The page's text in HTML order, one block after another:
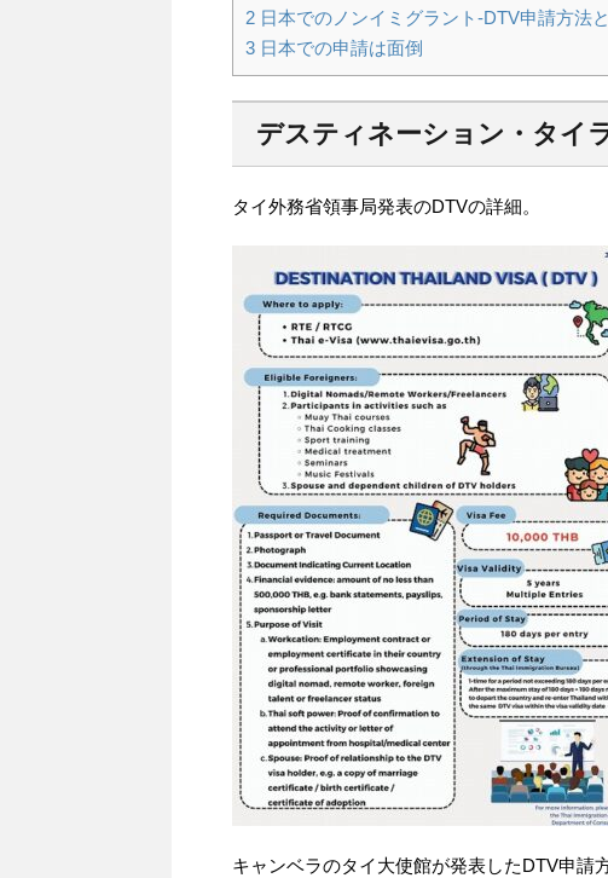
2 日本でのノンイミグラント-DTV申請方法
3 日本での申請は面倒
デスティネーション・タイ
タイ外務省領事局発表のDTVの詳細。
キャンベラのタイ大使館が発表したDTV申請方